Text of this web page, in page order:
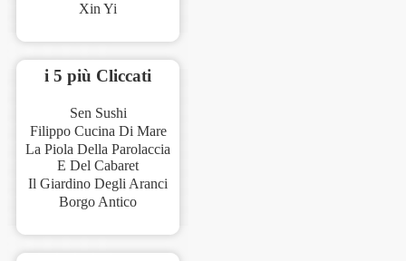
Xin Yi
i 5 più Cliccati
Sen Sushi
Filippo Cucina Di Mare
La Piola Della Parolaccia
E Del Cabaret
Il Giardino Degli Aranci
Borgo Antico